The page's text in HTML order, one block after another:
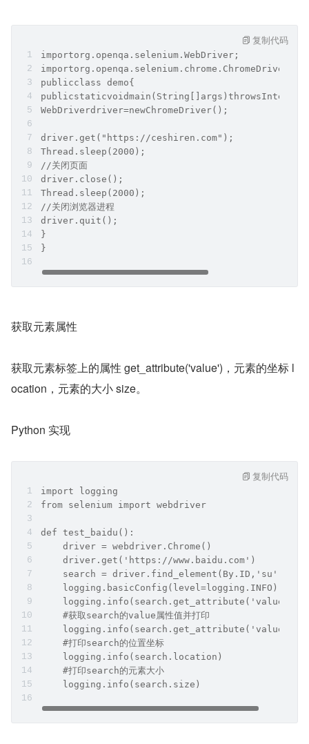
importorg.openqa.selenium.WebDriver;
importorg.openqa.selenium.chrome.ChromeDriver;
publicclass demo{
WebDriverdriver=newChromeDriver();
driver.get("https://ceshiren.com");
Thread.sleep(2000);
//关闭页面
driver.close();
Thread.sleep(2000);
//关闭浏览器进程
driver.quit();
}
}
复制代码
获取元素属性
获取元素标签上的属性 get_attribute('value')，元素的坐标 l
ocation，元素的大小 size。
Python 实现
import logging
from selenium import webdriver
def test_baidu():
    driver = webdriver.Chrome()
    driver.get('https://www.baidu.com')
    search = driver.find_element(By.ID,'su')
    logging.basicConfig(level=logging.INFO)
    logging.info(search.get_attribute('value'))
    #获取search的value属性值并打印
    logging.info(search.get_attribute('value'))
    #打印search的位置坐标
    logging.info(search.location)
    #打印search的元素大小
    logging.info(search.size)
复制代码